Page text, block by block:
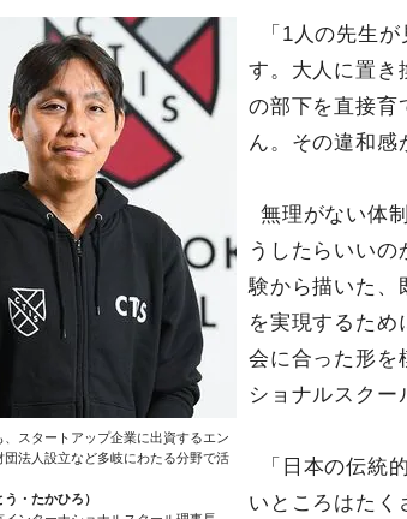
、スタートアップ企業に出資するエン
団法人設立など多岐にわたる分野で活
・たかひろ）
「1人の先生
す。大人に置き
の部下を直接育
ん。その違和感
無理がない体
うしたらいいの
験から描いた、
を実現するため
会に合った形を
ショナルスクー
「日本の伝統
いところはたく